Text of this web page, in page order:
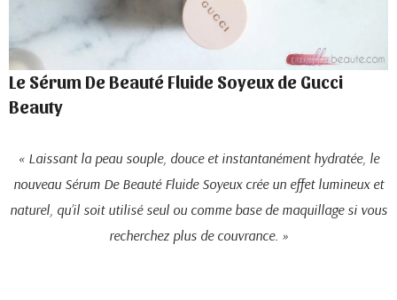
Le Sérum De Beauté Fluide Soyeux de Gucci
Beauty
« Laissant la peau souple, douce et instantanément hydratée, le
nouveau Sérum De Beauté Fluide Soyeux crée un effet lumineux et
naturel, qu’il soit utilisé seul ou comme base de maquillage si vous
recherchez plus de couvrance. »